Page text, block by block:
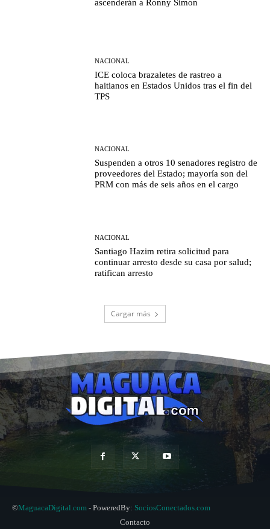
ascenderán a Ronny Simon
NACIONAL
ICE coloca brazaletes de rastreo a
haitianos en Estados Unidos tras el fin del
TPS
NACIONAL
Suspenden a otros 10 senadores registro de
proveedores del Estado; mayoría son del
PRM con más de seis años en el cargo
NACIONAL
Santiago Hazim retira solicitud para
continuar arresto desde su casa por salud;
ratifican arresto
Cargar más
©MaguacaDigital.com - PoweredBy: SociosConectados.com
Contacto